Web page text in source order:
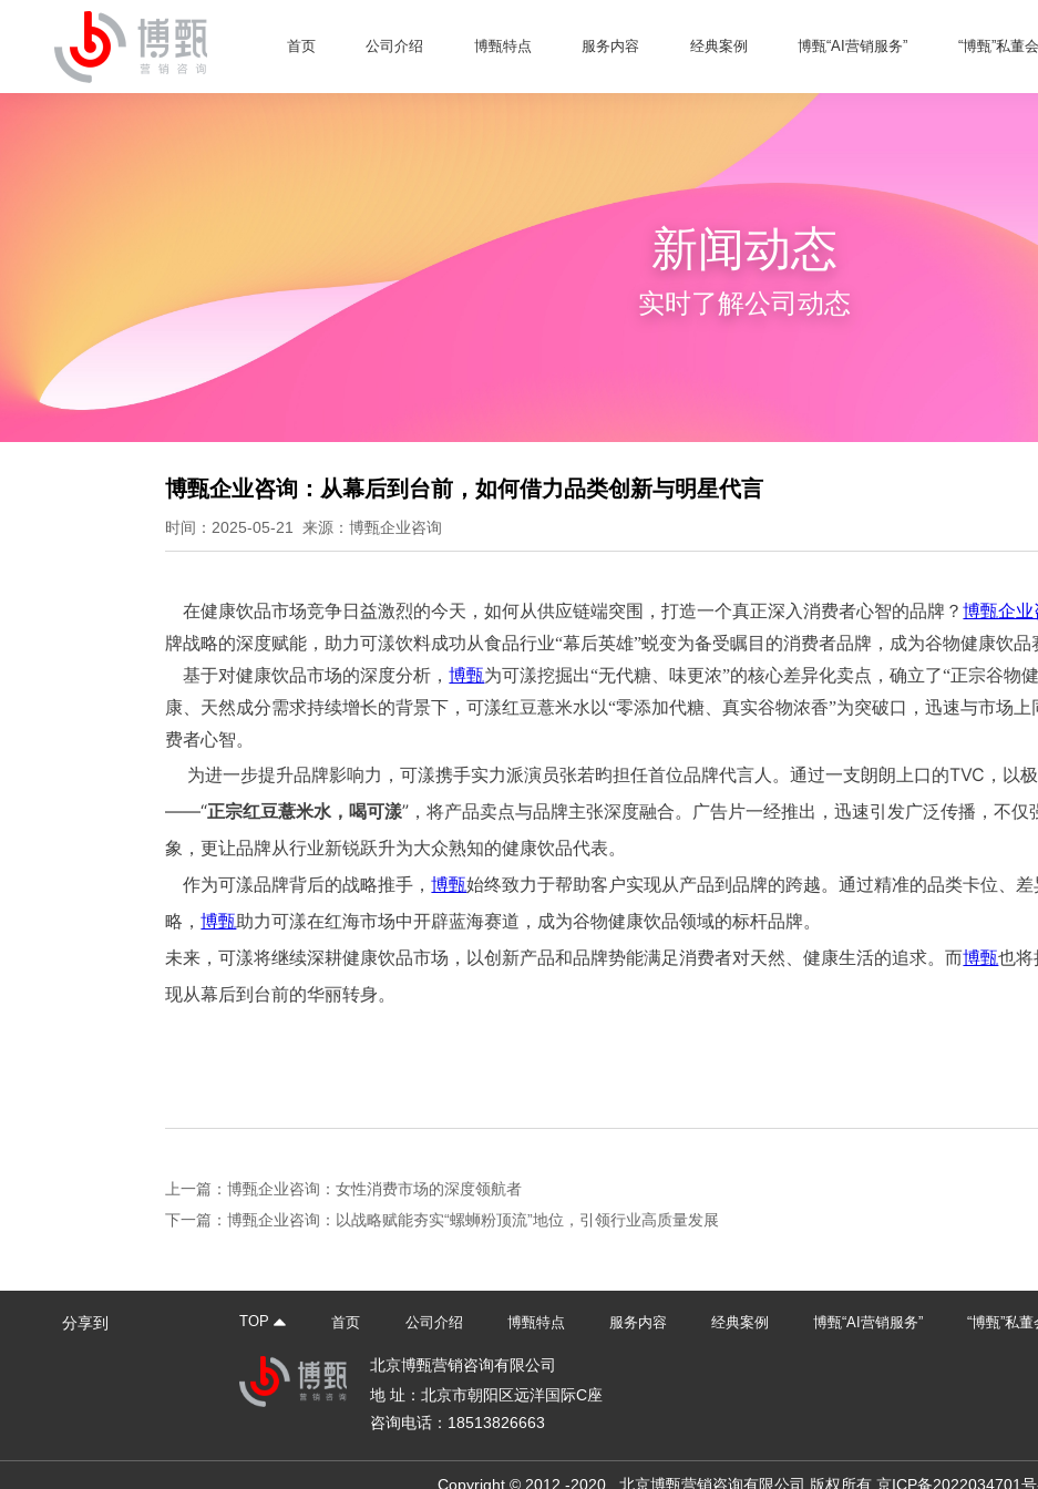
首页 公司介绍 博甄特点 服务内容 经典案例 博甄“AI营销服务” “博甄”私董会
新闻动态
实时了解公司动态
博甄企业咨询：从幕后到台前，如何借力品类创新与明星代言
时间：2025-05-21 来源：博甄企业咨询
在健康饮品市场竞争日益激烈的今天，如何从供应链端突围，打造一个真正深入消费者心智的品牌？博甄企业
牌战略的深度赋能，助力可漾饮料成功从食品行业“幕后英雄”蜕变为备受瞩目的消费者品牌，成为谷物健康饮品
基于对健康饮品市场的深度分析，博甄为可漾挖掘出“无代糖、味更浓”的核心差异化卖点，确立了“正宗谷物
康、天然成分需求持续增长的背景下，可漾红豆薏米水以“零添加代糖、真实谷物浓香”为突破口，迅速与市场
费者心智。
为进一步提升品牌影响力，可漾携手实力派演员张若昀担任首位品牌代言人。通过一支朗朗上口的TVC，以
——“正宗红豆薏米水，喝可漾”，将产品卖点与品牌主张深度融合。广告片一经推出，迅速引发广泛传播，不仅
象，更让品牌从行业新锐跃升为大众熟知的健康饮品代表。
作为可漾品牌背后的战略推手，博甄始终致力于帮助客户实现从产品到品牌的跨越。通过精准的品类卡位、
略，博甄助力可漾在红海市场中开辟蓝海赛道，成为谷物健康饮品领域的标杆品牌。
未来，可漾将继续深耕健康饮品市场，以创新产品和品牌势能满足消费者对天然、健康生活的追求。而博甄也将
现从幕后到台前的华丽转身。
上一篇：博甄企业咨询：女性消费市场的深度领航者
下一篇：博甄企业咨询：以战略赋能夯实“螺蛳粉顶流”地位，引领行业高质量发展
分享到 TOP 首页 公司介绍 博甄特点 服务内容 经典案例 博甄“AI营销服务” “博甄”私董
北京博甄营销咨询有限公司
地 址：北京市朝阳区远洋国际C座
咨询电话：18513826663
Copyright © 2012 -2020 . 北京博甄营销咨询有限公司 版权所有 京ICP备2022034701